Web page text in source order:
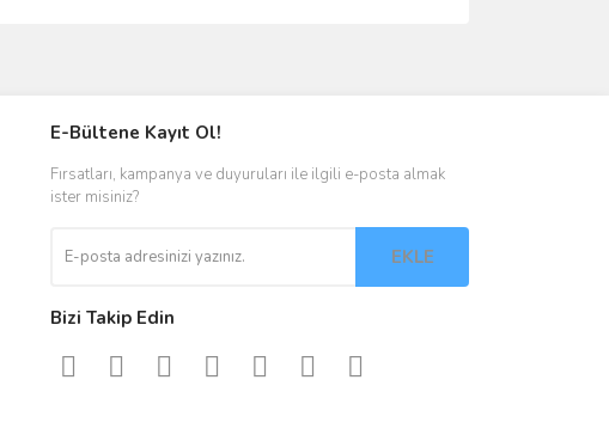
E-Bültene Kayıt Ol!
Fırsatları, kampanya ve duyuruları ile ilgili e-posta almak
ister misiniz?
EKLE
Bizi Takip Edin